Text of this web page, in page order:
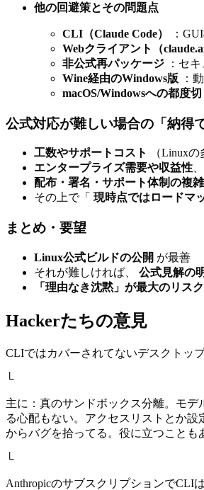
他の回避策とその問題点
CLI（Claude Code）
：
Webクライアント（claude.ai
非公式再パッケージ ：セ
Wine経由のWindows版 ：
macOS/Windowsへの都度切
公式対応が難しい場合の「納得
工数やサポートコスト
（Linux
エンタープライズ需要や収益性
配布・署名・サポート体制の複
その上で「 現時点ではロードマ
まとめ・要望
Linux公式ビルドの公開 が最善
それが難しければ、 公式見解の
「理由なき沈黙」が最大のリスク
Hackerたちの意見
CLIではカバーされてないデスクトッ
└
主に：真のサンドボックス分離。モ
る心配もない。アクセスリストとか
からバグを拾ってる。役に立つこと
└
AnthropicのサブスクリプションでCLI